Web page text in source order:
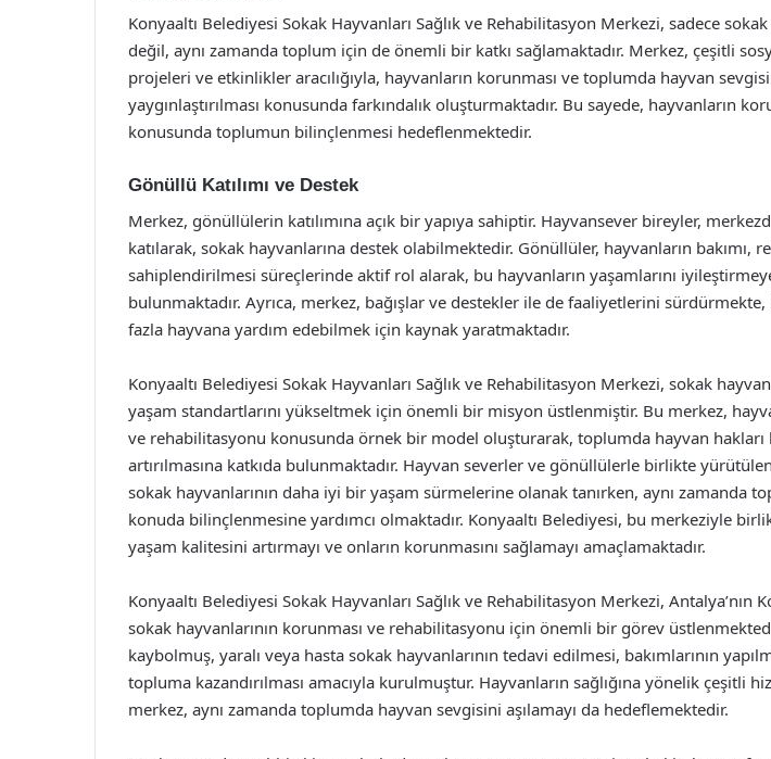
Konyaaltı Belediyesi Sokak Hayvanları Sağlık ve Rehabilitasyon Merkezi, sadece
değil, aynı zamanda toplum için de önemli bir katkı sağlamaktadır. Merkez, çeşitli
projeleri ve etkinlikler aracılığıyla, hayvanların korunması ve toplumda hayvan
yaygınlaştırılması konusunda farkındalık oluşturmaktadır. Bu sayede, hayvanların
konusunda toplumun bilinçlenmesi hedeflenmektedir.
Gönüllü Katılımı ve Destek
Merkez, gönüllülerin katılımına açık bir yapıya sahiptir. Hayvansever bireyler,
katılarak, sokak hayvanlarına destek olabilmektedir. Gönüllüler, hayvanların bakımı,
sahiplendirilmesi süreçlerinde aktif rol alarak, bu hayvanların yaşamlarını
bulunmaktadır. Ayrıca, merkez, bağışlar ve destekler ile de faaliyetlerini
fazla hayvana yardım edebilmek için kaynak yaratmaktadır.
Konyaaltı Belediyesi Sokak Hayvanları Sağlık ve Rehabilitasyon Merkezi, sokak
yaşam standartlarını yükseltmek için önemli bir misyon üstlenmiştir. Bu merkez,
ve rehabilitasyonu konusunda örnek bir model oluşturarak, toplumda hayvan hakları
artırılmasına katkıda bulunmaktadır. Hayvan severler ve gönüllülerle birlikte
sokak hayvanlarının daha iyi bir yaşam sürmelerine olanak tanırken, aynı zamanda
konuda bilinçlenmesine yardımcı olmaktadır. Konyaaltı Belediyesi, bu merkeziyle
yaşam kalitesini artırmayı ve onların korunmasını sağlamayı amaçlamaktadır.
Konyaaltı Belediyesi Sokak Hayvanları Sağlık ve Rehabilitasyon Merkezi, Antalya’nın
sokak hayvanlarının korunması ve rehabilitasyonu için önemli bir görev
kaybolmuş, yaralı veya hasta sokak hayvanlarının tedavi edilmesi, bakımlarının
topluma kazandırılması amacıyla kurulmuştur. Hayvanların sağlığına yönelik çeşitli
merkez, aynı zamanda toplumda hayvan sevgisini aşılamayı da hedeflemektedir.